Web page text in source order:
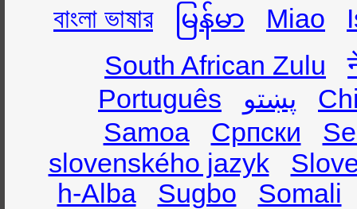
বাংলা ভাষার
မြန်မာ Miao
South African Zulu
Português
پښتو
Samoa
Српски
slovenského jazyk
h-Alba
Sugbo
Somali